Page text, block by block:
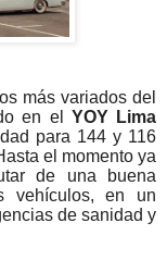
más variados del
en el YOY Lima
para 144 y 116
el momento ya
de una buena
vehículos, en un
de sanidad y